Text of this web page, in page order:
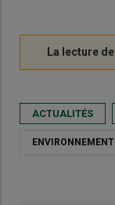
ACTUALITÉS
ENVIRONNEMENT